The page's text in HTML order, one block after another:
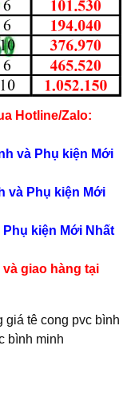
Hotline/Zalo:
và Phụ kiện​ Mới
và Phụ kiện​ Mới
kiện​ Mới Nhất
giao hàng tại
giá tê cong pvc bình
bình minh